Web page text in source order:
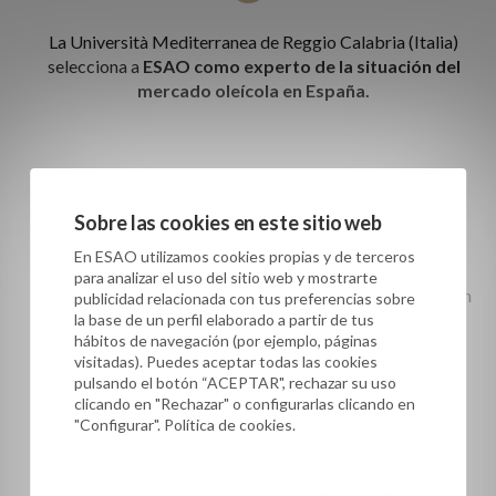
La Università Mediterranea de Reggio Calabria (Italia)
selecciona a ESAO como experto de la situación del
mercado oleícola en España.
2019
Firma de convenios de colaboración con Universidades en
España y Portugal.
2020
Sobre las cookies en este sitio web
En ESAO utilizamos cookies propias y de terceros
para analizar el uso del sitio web y mostrarte
publicidad relacionada con tus preferencias sobre
la base de un perfil elaborado a partir de tus
hábitos de navegación (por ejemplo, páginas
visitadas). Puedes aceptar todas las cookies
pulsando el botón “ACEPTAR", rechazar su uso
clicando en "Rechazar" o configurarlas clicando en
"Configurar". Política de cookies.